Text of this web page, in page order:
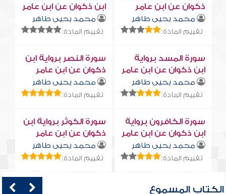
ذكوان عن ابن عامر
محمد يحيى طاهر
تقييم المادة:
ابن ذكوان عن ابن عامر
محمد يحيى طاهر
تقييم المادة:
سورة المسد برواية
ابن ذكوان عن ابن عامر
محمد يحيى طاهر
تقييم المادة:
سورة النصر برواية ابن
ذكوان عن ابن عامر
محمد يحيى طاهر
تقييم المادة:
سورة الكافرون برواية
ابن ذكوان عن ابن عامر
محمد يحيى طاهر
تقييم المادة:
سورة الكوثر برواية ابن
ذكوان عن ابن عامر
محمد يحيى طاهر
تقييم المادة:
الكتاب المسموع